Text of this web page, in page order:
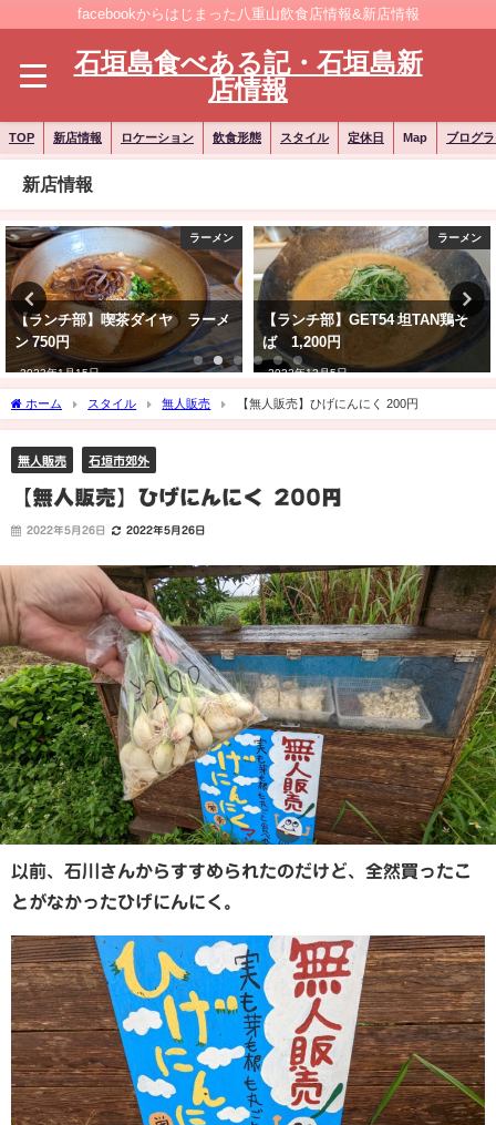
facebookからはじまった八重山飲食店情報&新店情報
石垣島食べある記・石垣島新
店情報
TOP 新店情報 ロケーション 飲食形態 スタイル 定休日 Map ブログ
新店情報
ラーメン
【ランチ部】喫茶ダイヤ ラーメ
ン 750円
2023年1月15日
ラーメン
【ランチ部】GET54 坦TAN鶏そ
ば 1,200円
2022年12月5日
ホーム スタイル 無人販売 【無人販売】ひげにんにく 200円
無人販売 石垣市郊外
【無人販売】ひげにんにく 200円
2022年5月26日 2022年5月26日
以前、石川さんからすすめられたのだけど、全然買ったこ
とがなかったひげにんにく。